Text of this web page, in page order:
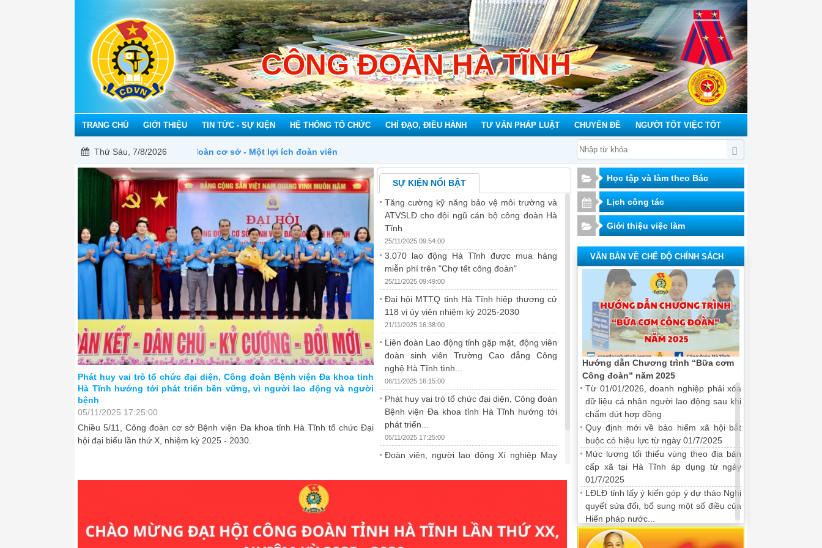
CÔNG ĐOÀN HÀ TĨNH
TRANG CHỦ GIỚI THIỆU TIN TỨC - SỰ KIỆN HỆ THỐNG TỔ CHỨC CHỈ ĐẠO, ĐIỀU HÀNH TƯ VẤN PHÁP LUẬT CHUYÊN ĐỀ NGƯỜI TỐT VIỆC TỐT
Thứ Sáu, 7/8/2026
Mỗi công đoàn cơ sở - Một lợi ích đoàn viên
Thường trực Tỉnh ủy duyệt nội dung Đại hội Công đoàn Hà Tĩnh lần
thứ XX, nhiệm kỳ 2025 - 2030
25/11/2025 10:00:00
Chiều ngày 18/11, Thường trực Tỉnh ủy Hà Tĩnh làm việc với Ban Thường
vụ Liên đoàn Lao động tỉnh và Ban Thường vụ Tỉnh đoàn về công tác chuẩn
bị Đại hội nhiệm kỳ 2025 - 2030.
Tăng cường kỹ năng bảo vệ môi trường và ATVSLĐ cho đội ngũ cán
bộ công đoàn Hà Tĩnh
25/11/2025 09:54:00
Sáng ngày 19/11, Liên đoàn Lao động tỉnh Hà Tĩnh phối hợp với Tổng Liên
đoàn Lao động Việt Nam tổ chức lớp tập huấn nâng cao nhận thức về bảo
vệ môi trường và an toàn vệ sinh lao động cho đội ngũ cán bộ công đoàn
trong toàn tỉnh.
3.070 lao động Hà Tĩnh được
đoàn"
25/11/2025 09:49:00
người lao động Hà Tĩnh mua sắm
lượng, vận chuyển.
Phát huy vai trò tổ chức đại diện, Công đoàn Bệnh viện Đa khoa tỉnh
Hà Tĩnh hướng tới phát triển bền vững, vì người lao động và người
bệnh
05/11/2025 17:25:00
Chiều 5/11, Công đoàn cơ sở Bệnh viện Đa khoa tỉnh Hà Tĩnh tổ chức Đại
hội đại biểu lần thứ X, nhiệm kỳ 2025 - 2030.
SỰ KIỆN NỔI BẬT
Tăng cường kỹ năng bảo vệ môi trường và
ATVSLĐ cho đội ngũ cán bộ công đoàn Hà
Tĩnh
25/11/2025 09:54:00
3.070 lao động Hà Tĩnh được mua hàng
miễn phí trên "Chợ tết công đoàn"
25/11/2025 09:49:00
Đại hội MTTQ tỉnh Hà Tĩnh hiệp thương cử
118 vị ủy viên nhiệm kỳ 2025-2030
21/11/2025 16:38:00
Liên đoàn Lao động tỉnh gặp mặt, động viên
đoàn sinh viên Trường Cao đẳng Công
nghệ Hà Tĩnh tình...
06/11/2025 16:15:00
Phát huy vai trò tổ chức đại diện, Công đoàn
Bệnh viện Đa khoa tỉnh Hà Tĩnh hướng tới
phát triển...
05/11/2025 17:25:00
Đoàn viên, người lao động Xí nghiệp May
theo quy định
Học tập và làm theo Bác
Lịch công tác
Giới thiệu việc làm
VĂN BẢN VỀ CHẾ ĐỘ CHÍNH SÁCH
Hướng dẫn Chương trình “Bữa cơm
Công đoàn” năm 2025
Từ 01/01/2026, doanh nghiệp phải xóa
dữ liệu cá nhân người lao động sau khi
chấm dứt hợp đồng
Quy định mới về bảo hiểm xã hội bắt
buộc có hiệu lực từ ngày 01/7/2025
Mức lương tối thiểu vùng theo địa bàn
cấp xã tại Hà Tĩnh áp dụng từ ngày
01/7/2025
LĐLĐ tỉnh lấy ý kiến góp ý dự thảo Nghị
quyết sửa đổi, bổ sung một số điều của
Hiến pháp nước...